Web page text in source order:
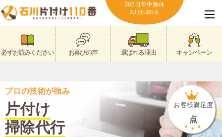
365日年中無休
石川全域対応
必ずお読みください お喜びの声 選ばれる理由 キャンペーン
プロの技術が強み
片付け
掃除代行
お客様満足度
点